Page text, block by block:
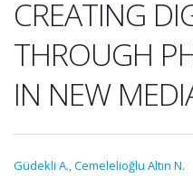
CREATING
THROUGH
IN NEW
Güdekli A.,Cemelelioğlu Altın N.